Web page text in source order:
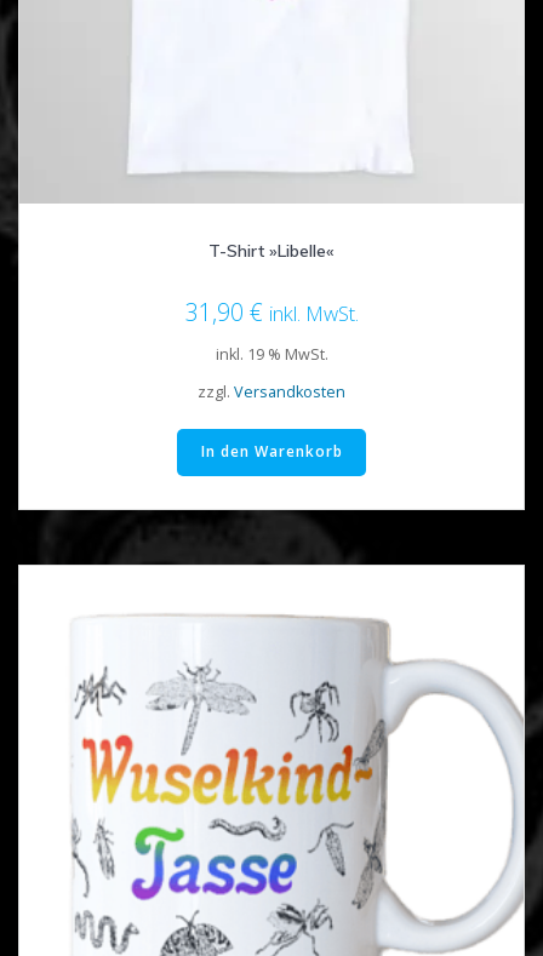
T-Shirt »Libelle«
31,90 € inkl. MwSt.
inkl. 19 % MwSt.
zzgl. Versandkosten
In den Warenkorb